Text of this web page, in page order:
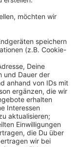
jeden
um 18 Uhr, wir
Abend in
im Play-Off-
Siebter, Platz 6
Off-